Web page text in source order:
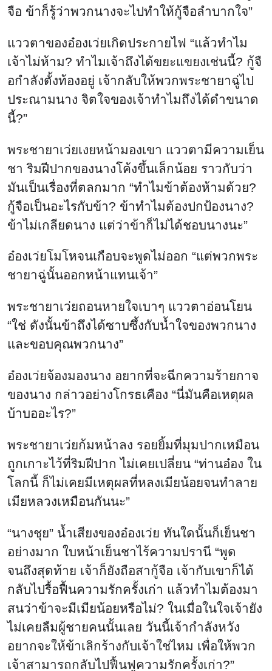
จือ ข้าก็รู้ว่าพวกนางจะไปทำให้กู้จือลำบากใจ”
แววตาของอ๋องเว่ยเกิดประกายไฟ “แล้วทำไม
เจ้าไม่ห้าม? ทำไมเจ้าถึงได้ขยะแขยงเช่นนี้? กู้จื
อกำลังตั้งท้องอยู่ เจ้ากลับให้พวกพระชายาฉู่ไป
ประณามนาง จิตใจของเจ้าทำไมถึงได้ดำขนาด
นี้?”
พระชายาเว่ยเงยหน้ามองเขา แววตามีความเย็น
ชา ริมฝีปากของนางโค้งขึ้นเล็กน้อย ราวกับว่า
มันเป็นเรื่องที่ตลกมาก “ทำไมข้าต้องห้ามด้วย?
กู้จือเป็นอะไรกับข้า? ข้าทำไมต้องปกป้องนาง?
ข้าไม่เกลียดนาง แต่ว่าข้าก็ไม่ได้ชอบนางนะ”
อ๋องเว่ยโมโหจนเกือบจะพูดไม่ออก “แต่พวกพระ
ชายาฉู่นั้นออกหน้าแทนเจ้า”
พระชายาเว่ยถอนหายใจเบาๆ แววตาอ่อนโยน
“ใช่ ดังนั้นข้าถึงได้ซาบซึ้งกับน้ำใจของพวกนาง
และขอบคุณพวกนาง”
อ๋องเว่ยจ้องมองนาง อยากที่จะฉีกความร้ายกาจ
ของนาง กล่าวอย่างโกรธเคือง “นี่มันคือเหตุผล
บ้าบออะไร?”
พระชายาเว่ยก้มหน้าลง รอยยิ้มที่มุมปากเหมือน
ถูกเกาะไว้ที่ริมฝีปาก ไม่เคยเปลี่ยน “ท่านอ๋อง ใน
โลกนี้ ก็ไม่เคยมีเหตุผลที่หลงเมียน้อยจนทำลาย
เมียหลวงเหมือนกันนะ”
“นางชุย” น้ำเสียงของอ๋องเว่ย ทันใดนั้นก็เย็นชา
อย่างมาก ใบหน้าเย็นชาไร้ความปรานี “พูด
จนถึงสุดท้าย เจ้าก็ยังถือสากู้จือ เจ้ากับเขาก็ได้
กลับไปรื้อฟื้นความรักครั้งเก่า แล้วทำไมต้องมา
สนว่าข้าจะมีเมียน้อยหรือไม่? ในเมื่อในใจเจ้ายัง
ไม่เคยลืมผู้ชายคนนั้นเลย วันนี้เจ้ากำลังหวัง
อยากจะให้ข้าเลิกร้างกับเจ้าใช่ไหม เพื่อให้พวก
เจ้าสามารถกลับไปฟื้นฟูความรักครั้งเก่า?”